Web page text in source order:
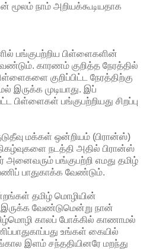
மூலம் நாம் அறியக்கூடியதாக
பங்குபற்றிய பிள்ளைகளின்
காரணம் குறித்த நேரத்தில்
குறிப்பிட்ட நேரத்திற்கு
இருக்க முடியாது. இப்
பிள்ளைகள் பங்குபற்றியது சிறப்பு
மக்கள் ஒன்றியம் (பிரான்ஸ்)
நடத்தி அதில் பிரான்ஸ்
அனைவரும் பங்குபற்றி எமது தமிழ்
பாதுகாக்க வேண்டும்.
தமிழ் மொழியின்
இருக்க வேண்டுமென்று நான்
காலப் போக்கில் காணாமல்
உங்கள் கையில்
இளம் சந்ததியினரே மறந்து